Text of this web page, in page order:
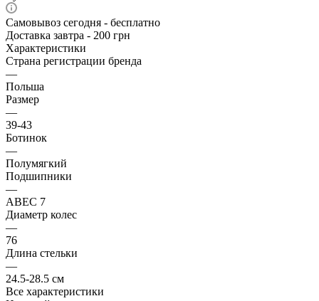
Самовывоз сегодня - бесплатно
Доставка завтра - 200 грн
Характеристики
Страна регистрации бренда
—
Польша
Размер
—
39-43
Ботинок
—
Полумягкий
Подшипники
—
ABEC 7
Диаметр колес
—
76
Длина стельки
—
24.5-28.5 см
Все характеристики